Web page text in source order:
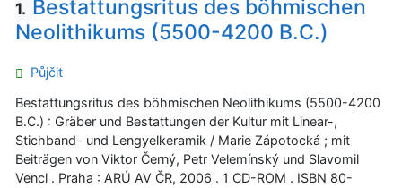
1. Bestattungsritus des böhmischen
Neolithikums (5500-4200 B.C.)
Půjčit
Bestattungsritus des böhmischen Neolithikums (5500-4200
B.C.) : Gräber und Bestattungen der Kultur mit Linear-,
Stichband- und Lengyelkeramik / Marie Zápotocká ; mit
Beiträgen von Viktor Černý, Petr Velemínský und Slavomil
Vencl . Praha : ARÚ AV ČR, 2006 . 1 CD-ROM . ISBN 80-